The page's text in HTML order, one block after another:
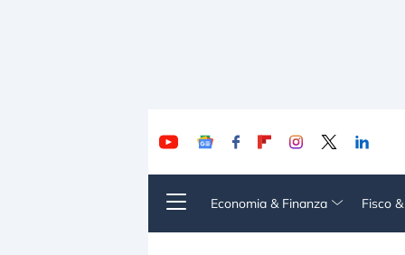
Economia & Finanza Fisco